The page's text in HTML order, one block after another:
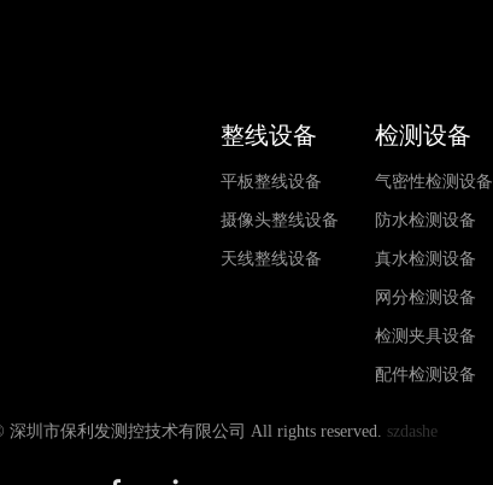
整线设备
平板整线设备
摄像头整线设备
天线整线设备
检测设备
气密性检测设备
防水检测设备
真水检测设备
网分检测设备
检测夹具设备
配件检测设备
深圳市保利发测控技术有限公司 All rights reserved. szdashe